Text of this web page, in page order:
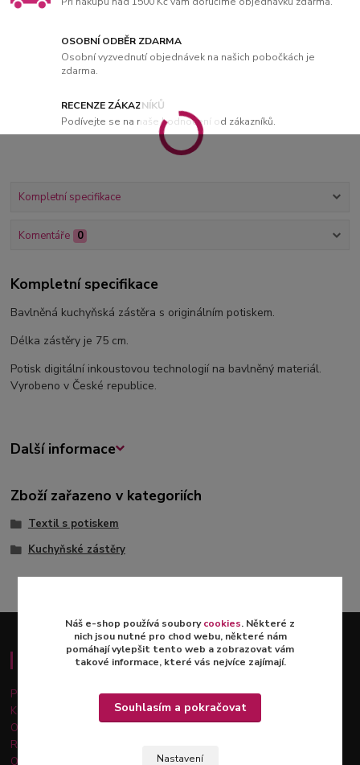
OSOBNÍ ODBĚR ZDARMA
Osobní vyzvednutí objednávek na našich pobočkách je
zdarma.
RECENZE ZÁKAZNÍKŮ
Podívejte se na naše hodnocení od zákazníků.
Kompletní specifikace
Komentáře 0
Kompletní specifikace
Bavlněná kuchyňská zástěra s originálním potiskem.
Délka zástěry je 75 cm.
Potisk digitální inkoustovou technologií na bavlněný materiál.
Vyrobeno v České republice.
Další informace
Zboží zařazeno v kategoriích
Textil s potiskem
Kuchyňské zástěry
Důležité informace
Platba a doprava
Kontakty
Obchodní podmínky
Reklamace a vrácení zboží
Náš e-shop používá souborycookies. Některé z
nich jsou nutné pro chod webu, některé nám
pomáhají vylepšit tento web a zobrazovat vám
takové informace, které vás nejvíce zajímají.
Nastavení
Souhlasím a pokračovat